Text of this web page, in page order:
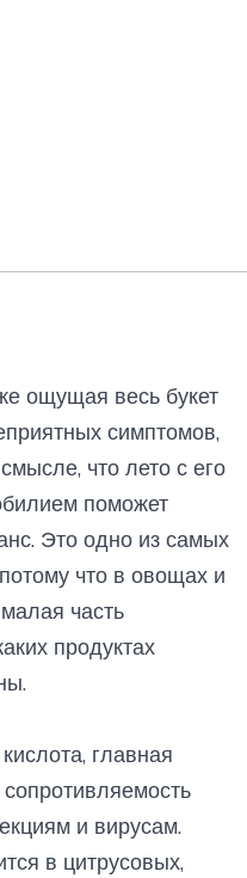
ощущая весь букет
симптомов,
что лето с его
поможет
Это одно из самых
что в овощах и
часть
продуктах
главная
и вирусам.
в цитрусовых,